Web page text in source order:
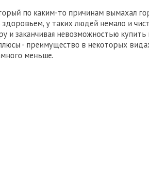
по каким-то причинам вымахал
у таких людей немало и
и заканчивая невозможностью
- преимущество в некоторых
меньше.